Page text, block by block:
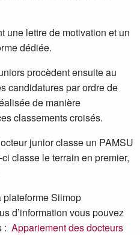
une lettre de motivation et un
dédiée.
procèdent ensuite au
candidatures par ordre de
de manière
classements croisés.
junior classe un PAMSU
classe le terrain en premier,
plateforme Siimop
d’information vous pouvez
: Appariement des docteurs